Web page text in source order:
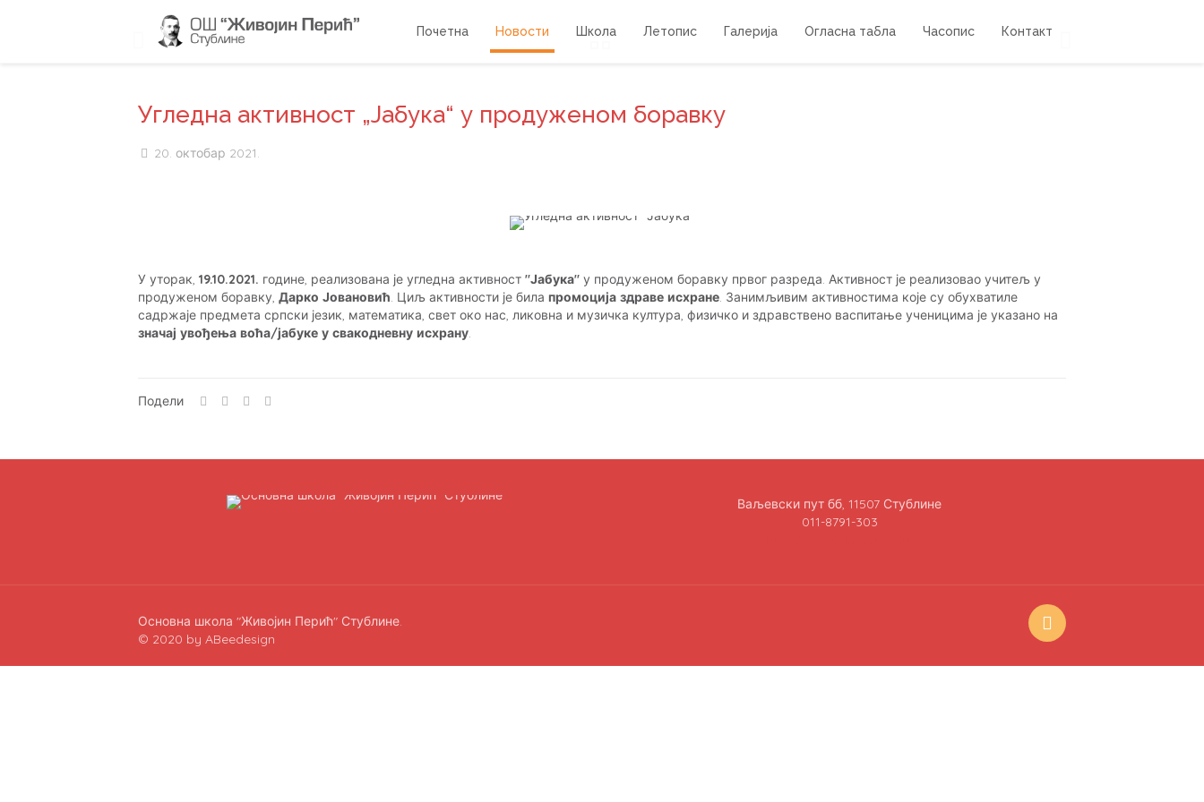
Почетна Новости Школа Летопис Галерија Огласна табла Часопис Контакт
Угледна активност „Јабука“ у продуженом боравку
20. октобар 2021.
У уторак, 19.10.2021. године, реализована је угледна активност "Јабука" у продуженом боравку првог разреда. Активност је реализовао учитељ у
продуженом боравку, Дарко Јовановић. Циљ активности је била промоција здраве исхране. Занимљивим активностима које су обухватиле
садржаје предмета српски језик, математика, свет око нас, ликовна и музичка култура, физичко и здравствено васпитање ученицима је указано на
значај увођења воћа/јабуке у свакодневну исхрану.
Подели
Ваљевски пут бб, 11507 Стублине
011-8791-303
Основна школа "Живојин Перић" Стублине.
© 2020 by ABeedesign